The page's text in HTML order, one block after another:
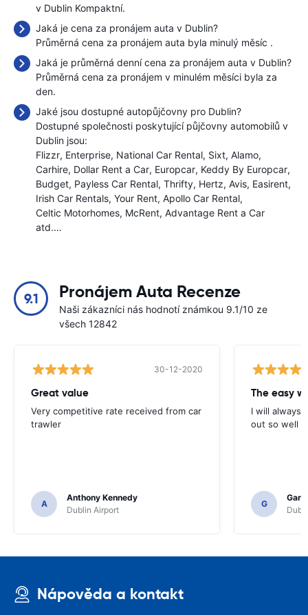
v Dublin Kompaktní.
Jaká je cena za pronájem auta v Dublin?
Průměrná cena za pronájem auta byla minulý měsíc .
Jaká je průměrná denní cena za pronájem auta v Dublin?
Průměrná cena za pronájem v minulém měsíci byla za
den.
Jaké jsou dostupné autopůjčovny pro Dublin?
Dostupné společnosti poskytující půjčovny automobilů v
Dublin jsou:
Flizzr Enterprise National Car Rental Sixt Alamo
Carhire Dollar Rent a Car Europcar Keddy By Europcar
Budget Payless Car Rental Thrifty Hertz Avis Easirent
Irish Car Rentals Your Rent Apollo Car Rental
Celtic Motorhomes McRent Advantage Rent a Car
atd.…
9.1 Pronájem Auta Recenze
Naši zákazníci nás hodnotí známkou 9.1/10 ze
všech 12842
30-12-2020
Great value
Very competitive rate received from car
trawler
A
Anthony Kennedy
Dublin Airport
I will always
out so well
G
Gary
Nápověda a kontakt